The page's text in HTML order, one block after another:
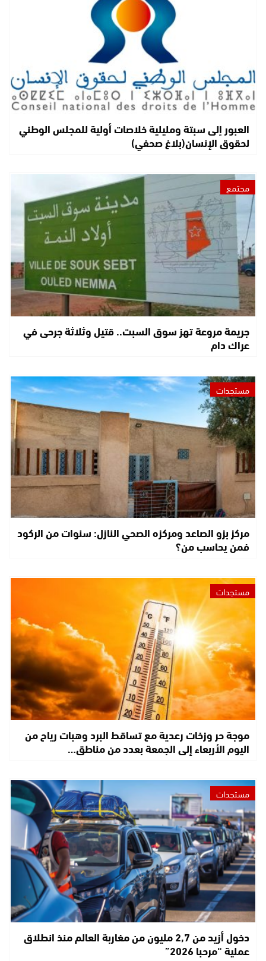
العبور إلى سبتة ومليلية خلاصات أولية للمجلس الوطني
لحقوق الإنسان(بلاغ صحفي)
مجتمع
جريمة مروعة تهز سوق السبت.. قتيل وثلاثة جرحى في
عراك دام
مستجدات
مركز بزو الصاعد ومركزه الصحي النازل: سنوات من الركود
فمن يحاسب من؟
مستجدات
موجة حر وزخات رعدية مع تساقط البرد وهبات رياح من
اليوم الأربعاء إلى الجمعة بعدد من مناطق…
مستجدات
دخول أزيد من 2,7 مليون من مغاربة العالم منذ انطلاق
عملية “مرحبا 2026”